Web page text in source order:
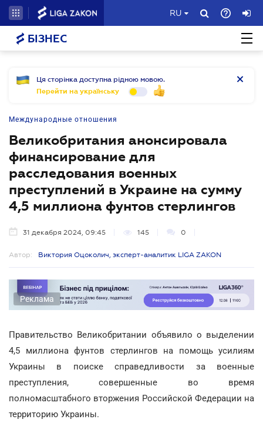
RU
БІЗНЕС
Ця сторінка доступна рідною мовою.
Перейти на українську
Международные отношения
Великобритания анонсировала
финансирование для
расследования военных
преступлений в Украине на сумму
4,5 миллиона фунтов стерлингов
31 декабря 2024, 09:45 145 0
Автор: Виктория Оцоколич, эксперт-аналитик LIGA ZAKON
Реклама
Правительство Великобритании объявило о выделении
4,5 миллиона фунтов стерлингов на помощь усилиям
Украины в поиске справедливости за военные
преступления, совершенные во время
полномасштабного вторжения Российской Федерации на
территорию Украины.